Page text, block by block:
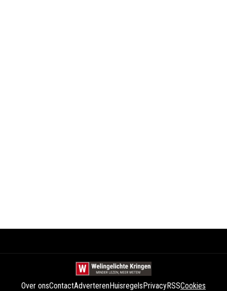
Over onsContactAdverterenHuisregels PrivacyRSSCookies